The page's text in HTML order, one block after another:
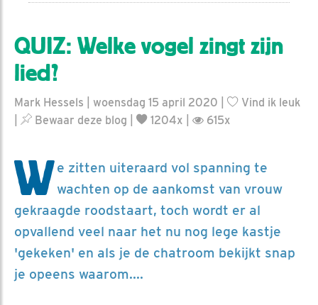
QUIZ: Welke vogel zingt zijn
lied?
Mark Hessels | woensdag 15 april 2020 |
Vind ik leuk
Bewaar deze blog 1204x | 615x
We zitten uiteraard vol spanning te
wachten op de aankomst van vrouw
gekraagde roodstaart, toch wordt er al
opvallend veel naar het nu nog lege kastje
'gekeken' en als je de chatroom bekijkt snap
je opeens waarom....